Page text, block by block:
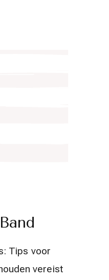
Tips voor
vereist